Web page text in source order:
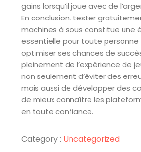
gains lorsqu’il joue avec de
En conclusion, tester
machines à sous constitue une
essentielle pour toute
optimiser ses chances de
pleinement de l’expérience de
non seulement d’éviter des
mais aussi de développer des
de mieux connaître les
en toute confiance.
Category : Uncategorized